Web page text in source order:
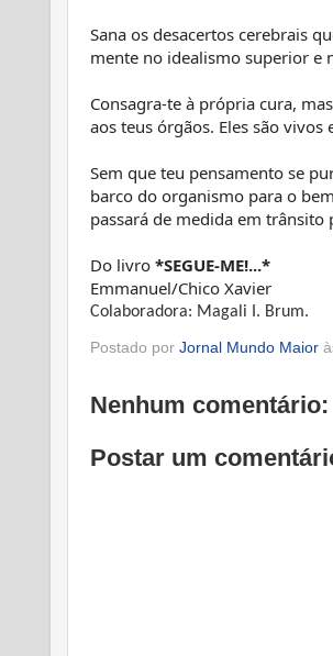
Sana os desacertos cerebrais
mente no idealismo superior e
Consagra-te à própria cura,
aos teus órgãos. Eles são vivos
Sem que teu pensamento se
barco do organismo para o
passará de medida em trânsito
Do livro *SEGUE-ME!...*
Emmanuel/Chico Xavier
Colaboradora: Magali I. Brum.
Postado por Jornal Mundo Maior
Nenhum comentário:
Postar um